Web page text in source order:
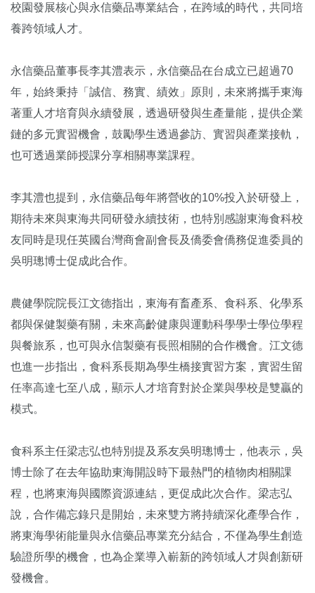
校園發展核心與永信藥品專業結合，在跨域的時代，共同培
養跨領域人才。
永信藥品董事長李其澧表示，永信藥品在台成立已超過70
年，始終秉持「誠信、務實、績效」原則，未來將攜手東海
著重人才培育與永續發展，透過研發與生產量能，提供企業
鏈的多元實習機會，鼓勵學生透過參訪、實習與產業接軌，
也可透過業師授課分享相關專業課程。
李其澧也提到，永信藥品每年將營收的10%投入於研發上，
期待未來與東海共同研發永續技術，也特別感謝東海食科校
友同時是現任英國台灣商會副會長及僑委會僑務促進委員的
吳明璁博士促成此合作。
農健學院院長江文德指出，東海有畜產系、食科系、化學系
都與保健製藥有關，未來高齡健康與運動科學學士學位學程
與餐旅系，也可與永信製藥有長照相關的合作機會。江文德
也進一步指出，食科系長期為學生橋接實習方案，實習生留
任率高達七至八成，顯示人才培育對於企業與學校是雙贏的
模式。
食科系主任梁志弘也特別提及系友吳明璁博士，他表示，吳
博士除了在去年協助東海開設時下最熱門的植物肉相關課
程，也將東海與國際資源連結，更促成此次合作。梁志弘
說，合作備忘錄只是開始，未來雙方將持續深化產學合作，
將東海學術能量與永信藥品專業充分結合，不僅為學生創造
驗證所學的機會，也為企業導入嶄新的跨領域人才與創新研
發機會。